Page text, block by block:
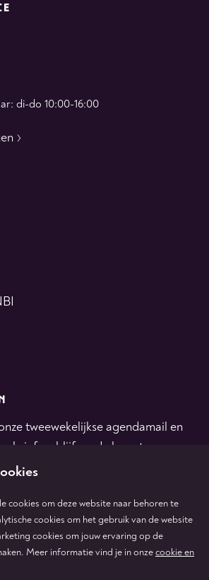
di-do 10:00-16:00
tweewekelijkse agendamail en
en blijf op de hoogte.
Volg
ons
Volg
ons
cookies om deze website naar behoren te
cookies om het gebruik van de website
cookies om jouw ervaring op de
Meer informatie vind je in onzecookie en